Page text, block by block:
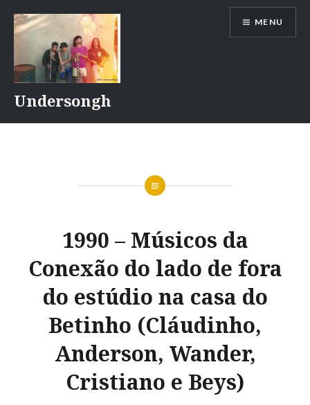
para
conteúdo
Undersongh
MENU
1990 – Músicos da
Conexão do lado de fora
do estúdio na casa do
Betinho (Cláudinho,
Anderson, Wander,
Cristiano e Beys)